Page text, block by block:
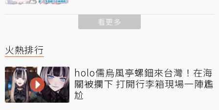
看更多
火熱排行
holo儒烏風亭螺鈿來台灣！在海
關被攔下 打開行李箱現場一陣尷
尬